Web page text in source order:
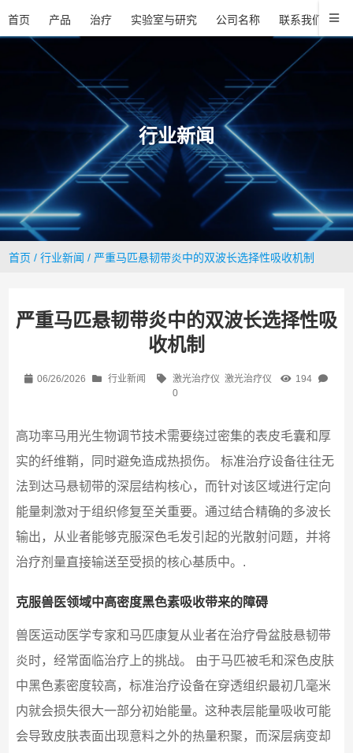
首页 产品 治疗 实验室与研究 公司名称 联系我们
行业新闻
首页 /行业新闻 / 严重马匹悬韧带炎中的双波长选择性吸收机制
严重马匹悬韧带炎中的双波长选择性吸
收机制
06/26/2026 行业新闻 激光治疗仪 激光治疗仪
194
0
高功率马用光生物调节技术需要绕过密集的表皮毛囊和厚
实的纤维鞘，同时避免造成热损伤。 标准治疗设备往往无
法到达马悬韧带的深层结构核心，而针对该区域进行定向
能量刺激对于组织修复至关重要。通过结合精确的多波长
输出，从业者能够克服深色毛发引起的光散射问题，并将
治疗剂量直接输送至受损的核心基质中。.
克服兽医领域中高密度黑色素吸收带来的障碍
兽医运动医学专家和马匹康复从业者在治疗骨盆肢悬韧带
炎时，经常面临治疗上的挑战。 由于马匹被毛和深色皮肤
中黑色素密度较高，标准治疗设备在穿透组织最初几毫米
内就会损失很大一部分初始能量。这种表层能量吸收可能
会导致皮肤表面出现意料之外的热量积聚，而深层病变却